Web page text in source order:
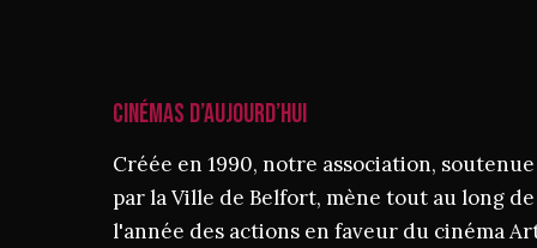
CINÉMAS D’AUJOURD’HUI
Créée en 1990, notre association, soutenue
par la Ville de Belfort, mène tout au long de
l'année des actions en faveur du cinéma